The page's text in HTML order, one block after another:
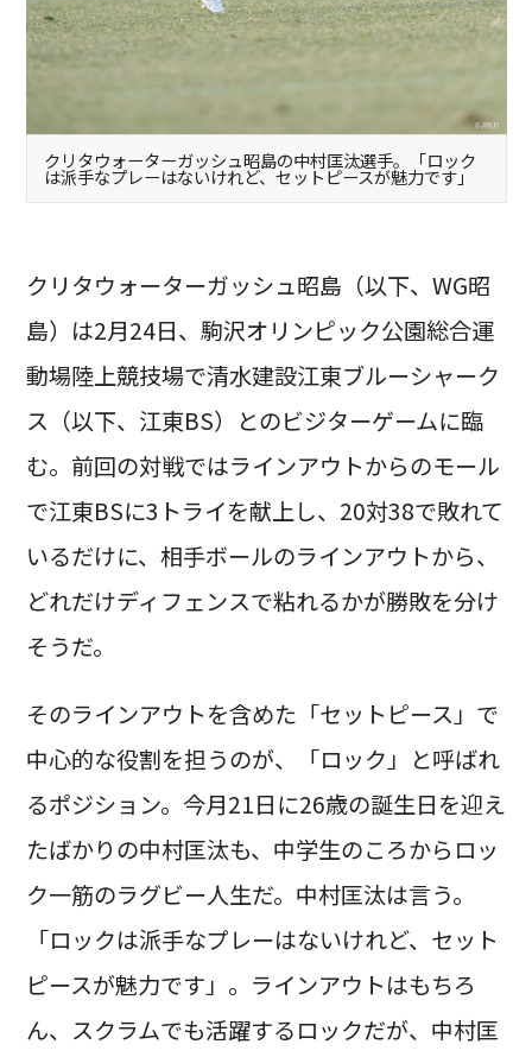
クリタウォーターガッシュ昭島の中村匡汰選手。「ロック
は派手なプレーはないけれど、セットピースが魅力です」
クリタウォーターガッシュ昭島（以下、WG昭
島）は2月24日、駒沢オリンピック公園総合運
動場陸上競技場で清水建設江東ブルーシャーク
ス（以下、江東BS）とのビジターゲームに臨
む。前回の対戦ではラインアウトからのモール
で江東BSに3トライを献上し、20対38で敗れて
いるだけに、相手ボールのラインアウトから、
どれだけディフェンスで粘れるかが勝敗を分け
そうだ。
そのラインアウトを含めた「セットピース」で
中心的な役割を担うのが、「ロック」と呼ばれ
るポジション。今月21日に26歳の誕生日を迎え
たばかりの中村匡汰も、中学生のころからロッ
ク一筋のラグビー人生だ。中村匡汰は言う。
「ロックは派手なプレーはないけれど、セット
ピースが魅力です」。ラインアウトはもちろ
ん、スクラムでも活躍するロックだが、中村匡